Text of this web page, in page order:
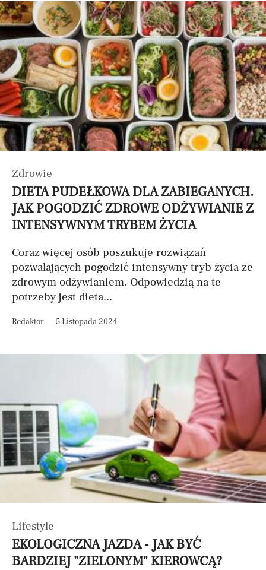
Zdrowie
DIETA PUDEŁKOWA DLA ZABIEGANYCH.
JAK POGODZIĆ ZDROWE ODŻYWIANIE Z
INTENSYWNYM TRYBEM ŻYCIA
Coraz więcej osób poszukuje rozwiązań
pozwalających pogodzić intensywny tryb życia ze
zdrowym odżywianiem. Odpowiedzią na te
potrzeby jest dieta...
Redaktor 5 Listopada 2024
Lifestyle
EKOLOGICZNA JAZDA - JAK BYĆ
BARDZIEJ "ZIELONYM" KIEROWCĄ?